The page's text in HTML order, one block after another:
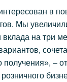
в
Мы
вклада на три
получения», –